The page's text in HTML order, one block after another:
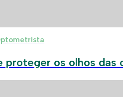
proteger os olhos das